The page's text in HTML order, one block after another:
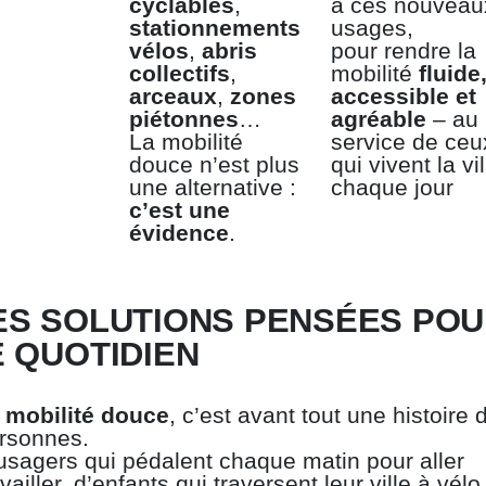
cyclables,
stationnements
vélos, abris
collectifs,
arceaux, zones
piétonnes…
La mobilité
douce n’est plus
une alternative :
c’est une
évidence.
à ces
usages,
pour rendre la
mobilitéfluide,
accessible et
agréable – au
service de
qui vivent la
chaque jour
SOLUTIONS PENSÉES
QUOTIDIEN
mobilité douce, c’est avant tout une histoire
qui pédalent chaque matin pour aller